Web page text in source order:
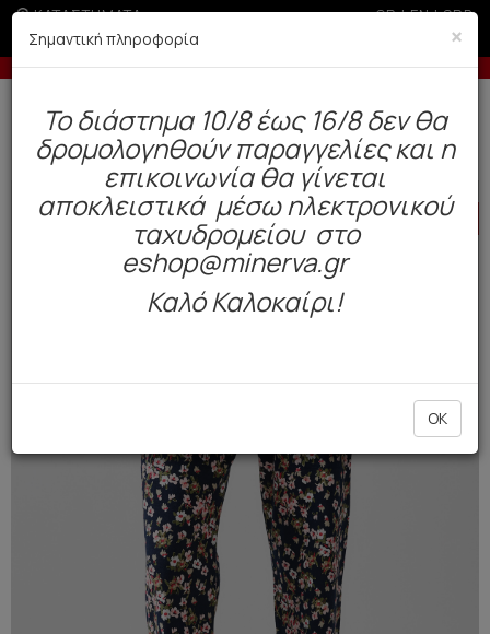
ΚΑΤΑΣΤΗΜΑΤΑ GR|EN|SRB
-5% σε παραγγελίες άνω των 200€ σε περίοδο εκπτώσεων
Δωρεάν αποστολή άνω των 49€. Παράδοση σε 3-5 εργάσιμες.
Γυναίκα Πυτζάμες / Νυχτικά Χειμωνιάτικες
HOT
×
Σημαντική πληροφορία
To διάστημα 10/8 έως 16/8 δεν θα
δρομολογηθούν παραγγελίες και η
επικοινωνία θα γίνεται
αποκλειστικά μέσω ηλεκτρονικού
ταχυδρομείου στο
eshop@minerva.gr
Καλό Καλοκαίρι!
OK